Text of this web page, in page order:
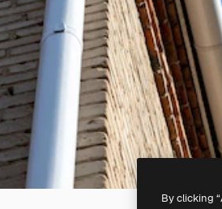
By clicking